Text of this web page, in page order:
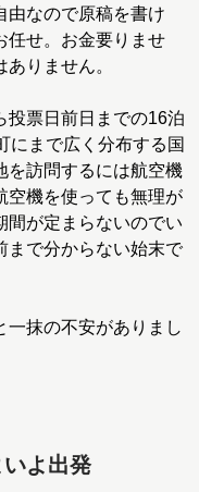
由なので原稿を書け
任せ。お金要りませ
りません。
票日前日までの16泊
にまで広く分布する国
を訪問するには航空機
空機を使っても無理が
間が定まらないのでい
まで分からない始末で
抹の不安がありまし
よ出発